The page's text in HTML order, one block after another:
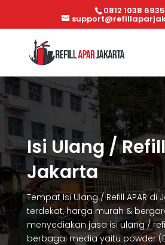
0812 1038 6935
Isi Ulang /
Jakarta
Tempat Isi Ulang / Refill APAR di
terdekat, harga murah &
menyediakan jasa isi ulang /
berbagai media yaitu powder